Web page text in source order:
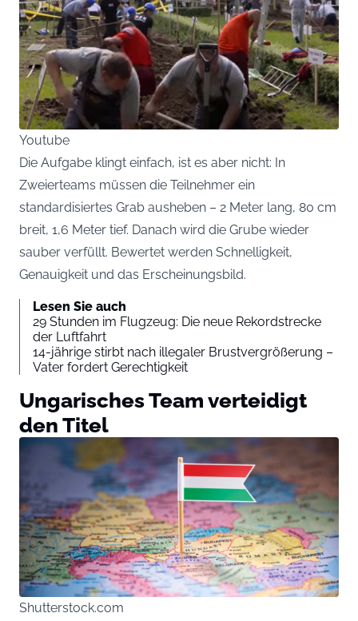
Youtube
Die Aufgabe klingt einfach, ist es aber nicht: In
Zweierteams müssen die Teilnehmer ein
standardisiertes Grab ausheben – 2 Meter lang, 80 cm
breit, 1,6 Meter tief. Danach wird die Grube wieder
sauber verfüllt. Bewertet werden Schnelligkeit,
Genauigkeit und das Erscheinungsbild.
Lesen Sie auch
29 Stunden im Flugzeug: Die neue Rekordstrecke
der Luftfahrt
14-jährige stirbt nach illegaler Brustvergrößerung –
Vater fordert Gerechtigkeit
Ungarisches Team verteidigt
den Titel
Shutterstock.com